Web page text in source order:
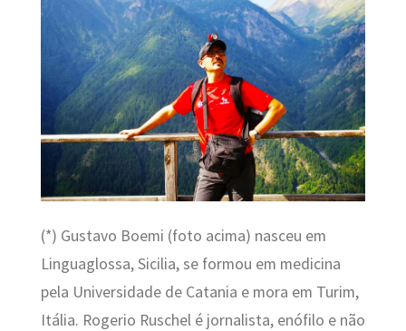
(*) Gustavo Boemi (foto acima) nasceu em
Linguaglossa, Sicilia, se formou em medicina
pela Universidade de Catania e mora em Turim,
Itália. Rogerio Ruschel é jornalista, enófilo e não